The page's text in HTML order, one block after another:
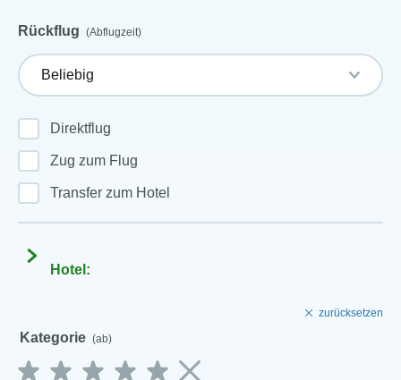
Rückflug (Abflugzeit)
Direktflug
Zug zum Flug
Transfer zum Hotel
Hotel:
zurücksetzen
Kategorie (ab)